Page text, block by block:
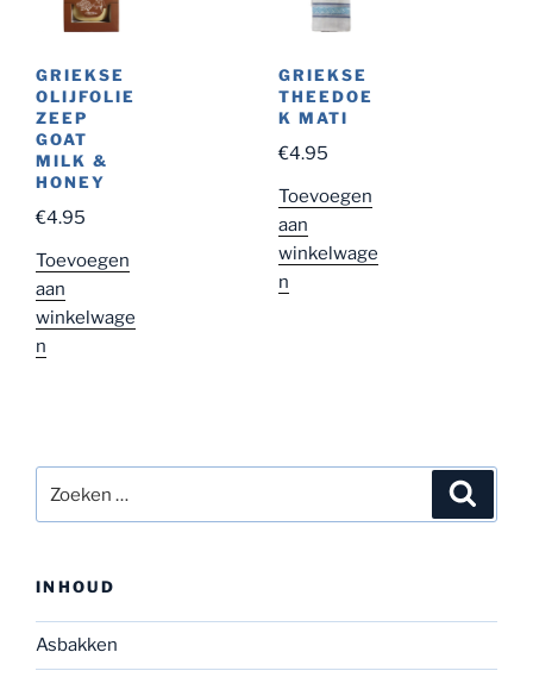
GRIEKSE
OLIJFOLIE
ZEEP
GOAT
MILK &
HONEY
€4.95
Toevoegen
aan
winkelwage
n
GRIEKSE
THEEDOE
K MATI
€4.95
Toevoegen
aan
winkelwage
n
naar:
INHOUD
Asbakken